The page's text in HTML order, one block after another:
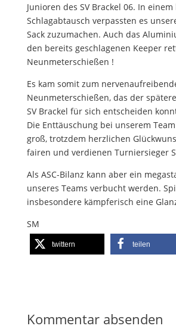
Junioren des SV Brackel 06. In
Schlagabtausch verpassten es
Sack zuzumachen. Auch das
den bereits geschlagenen Keeper
Neunmeterschießen !
Es kam somit zum
Neunmeterschießen, das der
SV Brackel für sich entscheiden
Die Enttäuschung bei unserem
groß, trotzdem herzlichen
fairen und verdienen Turniersieger
Als ASC-Bilanz kann aber ein
unseres Teams verbucht werden.
insbesondere kämpferisch eine
SM
twittern teilen
Kommentar absenden